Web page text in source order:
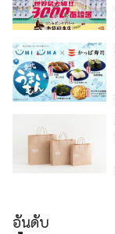
อันดับ